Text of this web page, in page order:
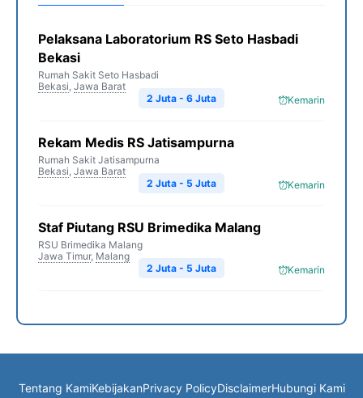
Pelaksana Laboratorium RS Seto Hasbadi
Bekasi
Rumah Sakit Seto Hasbadi
Bekasi, Jawa Barat
Kemarin
2 Juta - 6 Juta
Rekam Medis RS Jatisampurna
Rumah Sakit Jatisampurna
Bekasi, Jawa Barat
Kemarin
2 Juta - 5 Juta
Staf Piutang RSU Brimedika Malang
RSU Brimedika Malang
Jawa Timur, Malang
Kemarin
2 Juta - 5 Juta
Tentang KamiKebijakanPrivacy PolicyDisclaimerHubungi Kami